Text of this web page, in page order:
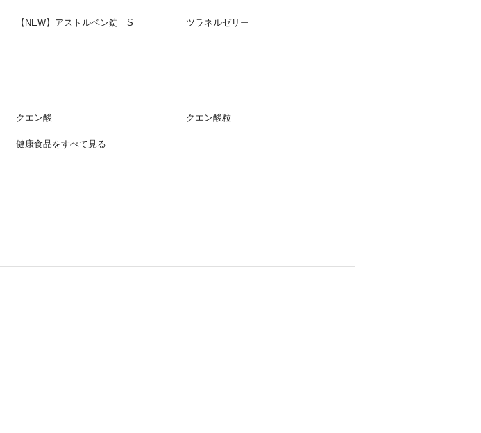
【NEW】アストルベン錠 S ツラネルゼリー
クエン酸 クエン酸粒
健康食品をすべて見る